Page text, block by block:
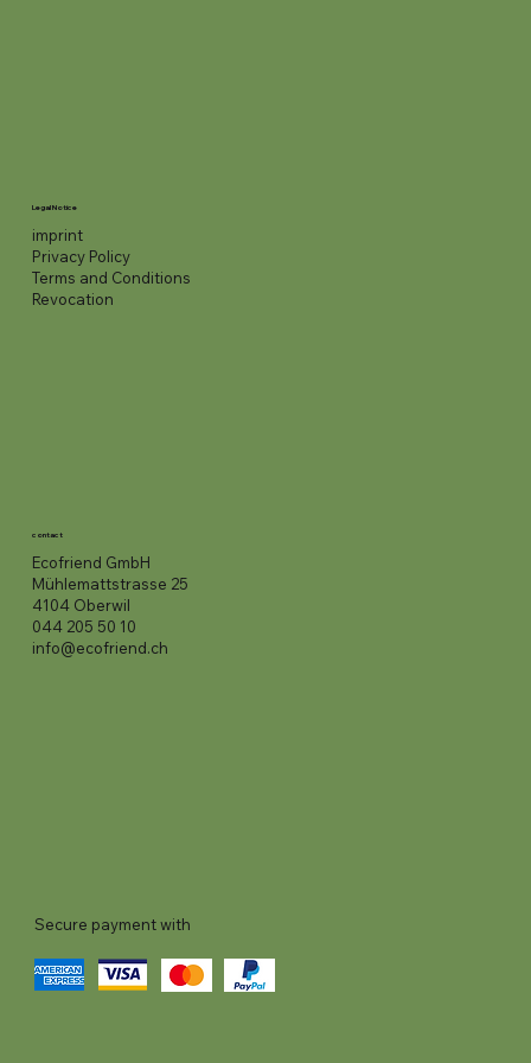
Legal Notice
imprint
Privacy Policy
Terms and Conditions
Revocation
contact
Ecofriend GmbH
Mühlemattstrasse 25
4104 Oberwil
044 205 50 10
info@ecofriend.ch
Secure payment with